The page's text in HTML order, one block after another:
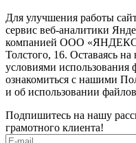
Для улучшения работы
сервис веб-аналитики
компанией ООО
Толстого, 16. Оставаясь
условиями использования
ознакомиться с нашими
и об использовании
Подпишитесь на нашу
грамотного клиента!